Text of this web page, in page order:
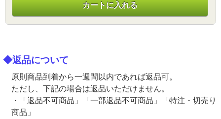
カートに入れる
◆返品について
原則商品到着から一週間以内であれば返品可。
ただし、下記の場合は返品いただけません。
・「返品不可商品」「一部返品不可商品」「特注・切売り
商品」